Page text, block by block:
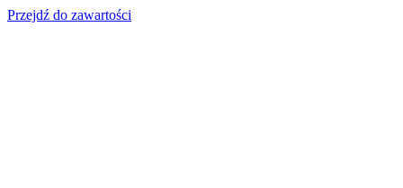
Przejdź do zawartości